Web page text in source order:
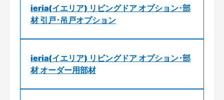
ieria(イエリア) リビングドア オプション･部
材 引戸･吊戸オプション
ieria(イエリア) リビングドア オプション･部
材 オーダー用部材